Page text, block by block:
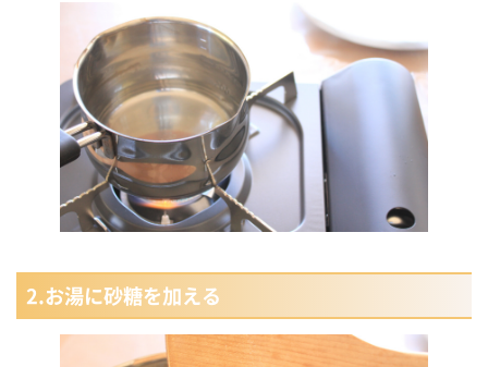
2.お湯に砂糖を加える